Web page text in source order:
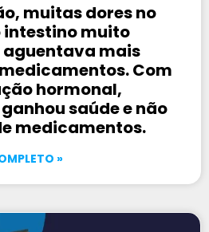
muitas dores no
intestino muito
aguentava mais
Com
hormonal,
saúde e não
medicamentos.
»